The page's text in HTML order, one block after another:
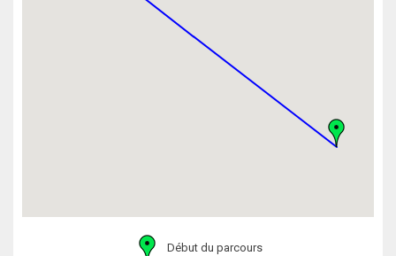
Début du parcours